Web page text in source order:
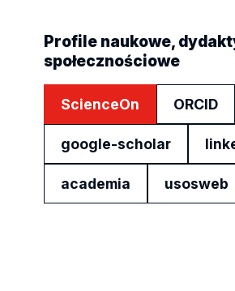
Profile naukowe,
społecznościowe
ScienceOn ORCID
google-scholar
academia usosweb